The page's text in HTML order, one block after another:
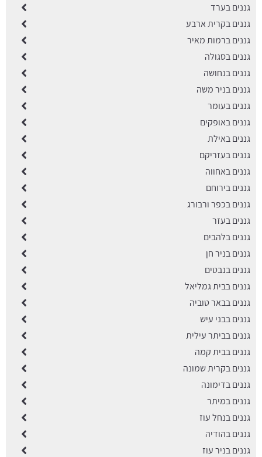
גננים בערד
גננים בקרית ארבע
גננים ברמות מאיר
גננים בסגולה
גננים בנחושה
גננים בניר משה
גננים בעומר
גננים באופקים
גננים באילת
גננים בעזריקם
גננים באחווה
גננים בירוחם
גננים בכפר ורבורג
גננים בעזר
גננים בלהבים
גננים בניר חן
גננים בנבטים
גננים בבית גמליאל
גננים בבאר טוביה
גננים בבני עיש
גננים בביתר עילית
גננים בבית קמה
גננים בקרית שמונה
גננים בדימונה
גננים במיתר
גננים בנחל עוז
גננים בהודיה
גננים בניר עוז